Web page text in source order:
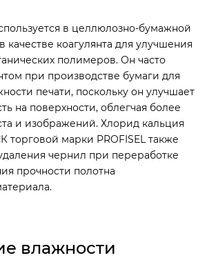
в целлюлозно-бумажной
коагулянта для улучшения
полимеров. Он часто
при производстве бумаги для
печати, поскольку он улучшает
на поверхности, облегчая более
и изображений. Хлорид кальция
торговой марки PROFISEL также
чернил при переработке
прочности полотна
влажности